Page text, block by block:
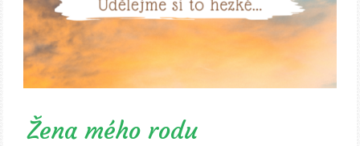
Žena mého rodu